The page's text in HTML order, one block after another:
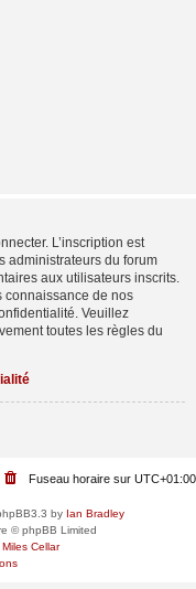
L’inscription est
administrateurs du forum
aux utilisateurs inscrits.
connaissance de nos
Veuillez
toutes les règles du
Fuseau horaire sur UTC+01:00
by Ian Bradley
© phpBB Limited
Miles Cellar